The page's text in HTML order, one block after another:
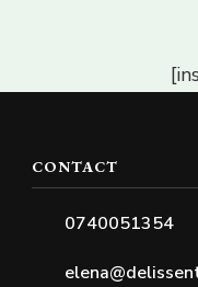
multe
pot
fi
CONTACT
0740051354